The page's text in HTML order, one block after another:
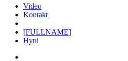
Video
Kontakt
[FULLNAME]
Hyni